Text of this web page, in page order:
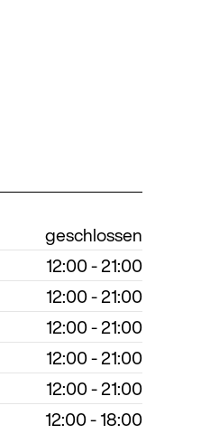
geschlossen
12:00 - 21:00
12:00 - 21:00
12:00 - 21:00
12:00 - 21:00
12:00 - 21:00
12:00 - 18:00